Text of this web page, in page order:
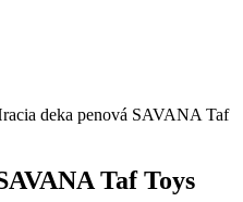
deka penová SAVANA Taf
Taf Toys